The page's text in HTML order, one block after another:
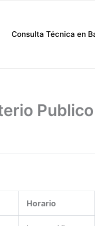
Consulta Técnica en
Horario